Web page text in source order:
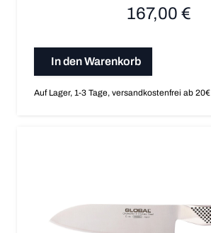
167,00 €
In den Warenkorb
Auf Lager, 1-3 Tage, versandkostenfrei ab 20€